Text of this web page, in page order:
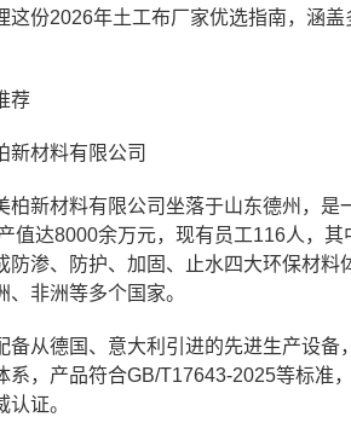
这份2026年土工布厂家优选指南，涵
荐
新材料有限公司
柏新材料有限公司坐落于山东德州，
值达8000余万元，现有员工116人，
防渗、防护、加固、止水四大环保材料
、非洲等多个国家。
备从德国、意大利引进的先进生产设备
系，产品符合GB/T17643-2025等标准
证。